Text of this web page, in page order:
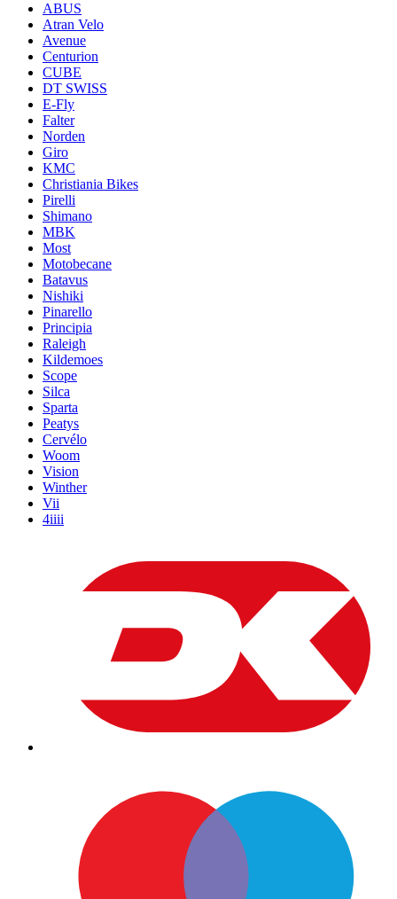
ABUS
Atran Velo
Avenue
Centurion
CUBE
DT SWISS
E-Fly
Falter
Norden
Giro
KMC
Christiania Bikes
Pirelli
Shimano
MBK
Most
Motobecane
Batavus
Nishiki
Pinarello
Principia
Raleigh
Kildemoes
Scope
Silca
Sparta
Peatys
Cervélo
Woom
Vision
Winther
Vii
4iiii